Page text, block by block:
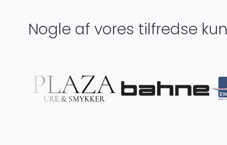
Nogle af vores tilfredse